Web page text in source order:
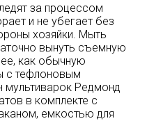
за процессом
и не убегает без
хозяйки. Мыть
вынуть съемную
как обычную
с тефлоновым
мультиварок Редмонд
в комплекте с
емкостью для